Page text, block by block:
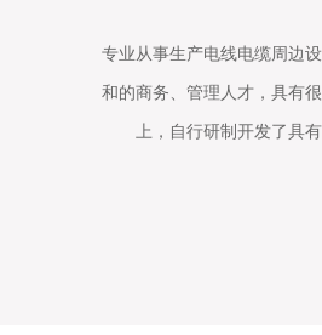
专业从事生产电线电缆周边
和的商务、管理人才，具有
上，自行研制开发了具